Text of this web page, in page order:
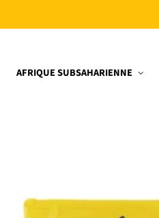
AFRIQUE SUBSAHARIENNE